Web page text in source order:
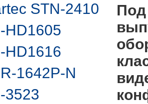
STN-2410
HD1605
HD1616
1642P-N
3523
Под